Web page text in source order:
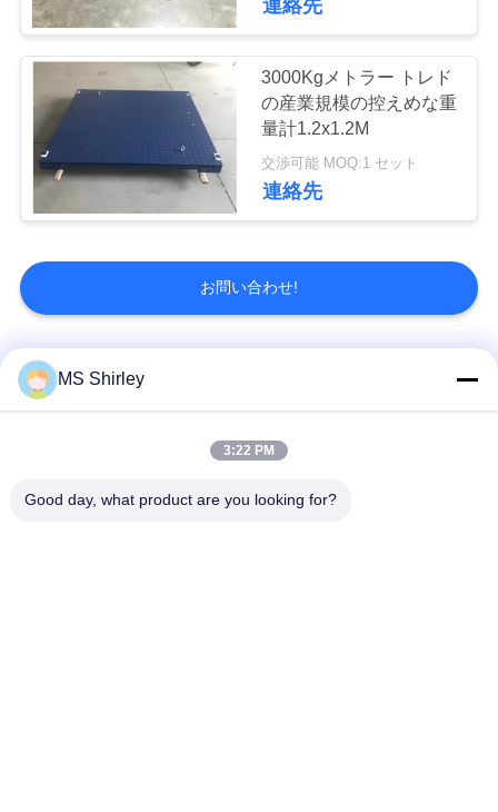
連絡先
3000Kgメトラー トレド
の産業規模の控えめな重
量計1.2x1.2M
交渉可能 MOQ:1 セット
連絡先
お問い合わせ!
人気カテゴリ すべて
トラックのスケール
MS Shirley
3:22 PM
Good day, what product are you looking for?